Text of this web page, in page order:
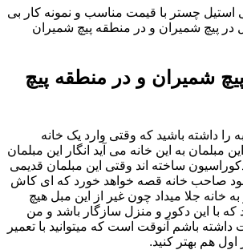
استیل چستر با قیمت مناسب و نمونه کار بی
در پیچ شمیران و در منطقه پیچ شمیران
شمیران و در منطقه پیچ
را داشته باشید که وقتی وارد یک خانه
مبلمان به این خانه می آید انگار این مبلمان
ساخته اند وقتی این مبلمان قدیمی
صاحب خانه قصه خواهد خورد که ای کاش
خانه جلا میداد چون غیر از این مبل هیچ
که با این دکور و منزل سازگار باشد و من
داشته باشم آنوقت است که میتوانید با تعمیر
اول هم بهتر کنید.